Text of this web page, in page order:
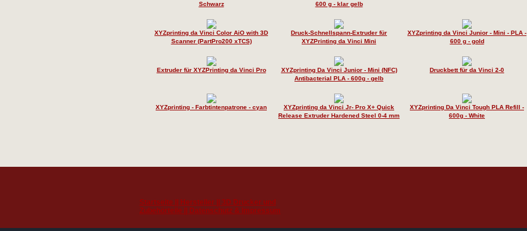
Schwarz
600 g - klar gelb
XYZprinting da Vinci Color AiO with 3D
Scanner (PartPro200 xTCS)
Druck-Schnellspann-Extruder für
XYZPrinting da Vinci Mini
XYZprinting da Vinci Junior - Mini - PLA -
600 g - gold
Extruder für XYZPrinting da Vinci Pro
XYZprinting Da Vinci Junior - Mini (NFC)
Antibacterial PLA - 600g - gelb
Druckbett für da Vinci 2-0
XYZprinting - Farbtintenpatrone - cyan
XYZprinting da Vinci Jr- Pro X+ Quick
Release Extruder Hardened Steel 0-4 mm
XYZprinting Da Vinci Tough PLA Refill -
600g - White
Startseite || Hersteller || 3D Drucker und
Zubehörteile ||
Datenschutz & Impressum